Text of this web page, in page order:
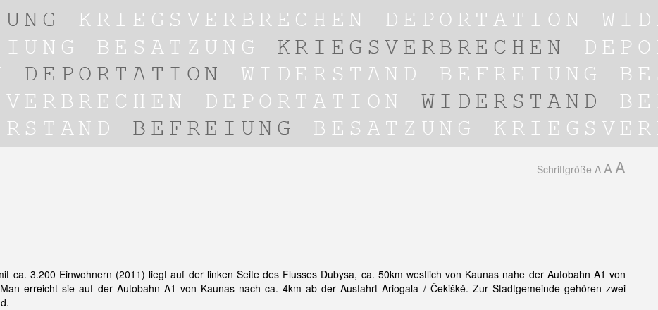
Schriftgröße A A A
ca. 3.200 Einwohnern (2011) liegt auf der linken Seite des Flusses Dubysa, ca. 50km westlich von Kaunas nahe der Autobahn A1 von
erreicht sie auf der Autobahn A1 von Kaunas nach ca. 4km ab der Ausfahrt Ariogala / Čekiškė. Zur Stadtgemeinde gehören zwei